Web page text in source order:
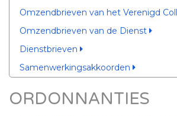
Omzendbrieven van het Verenigd
Omzendbrieven van de Dienst
Dienstbrieven
Samenwerkingsakkoorden
ORDONNANTIES